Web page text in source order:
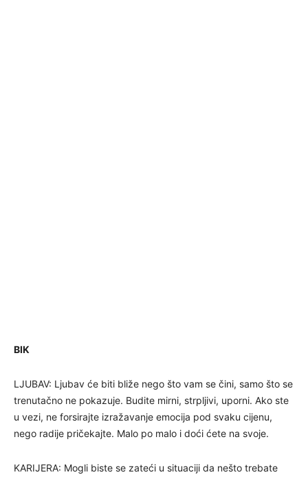
BIK
LJUBAV: Ljubav će biti bliže nego što vam se čini, samo što se
trenutačno ne pokazuje. Budite mirni, strpljivi, uporni. Ako ste
u vezi, ne forsirajte izražavanje emocija pod svaku cijenu,
nego radije pričekajte. Malo po malo i doći ćete na svoje.
KARIJERA: Mogli biste se zateći u situaciji da nešto trebate